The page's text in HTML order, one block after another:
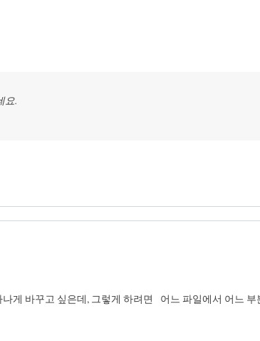
요.
게 바꾸고 싶은데, 그렇게 하려면 어느 파일에서 어느 부